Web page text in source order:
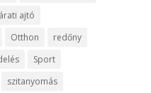
ajtó
Otthon
redőny
Sport
szitanyomás